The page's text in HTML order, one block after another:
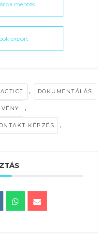
mentés
export
, DOKUMENTÁLÁS
,
KÉPZÉS ,